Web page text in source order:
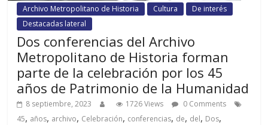
Archivo Metropolitano de Historia Cultura
De interés
Destacadas lateral
Dos conferencias del Archivo
Metropolitano de Historia forman
parte de la celebración por los 45
años de Patrimonio de la Humanidad
8 septiembre, 2023 1726 Views
0 Comments
45, años, archivo, Celebración, conferencias, de, del, Dos,